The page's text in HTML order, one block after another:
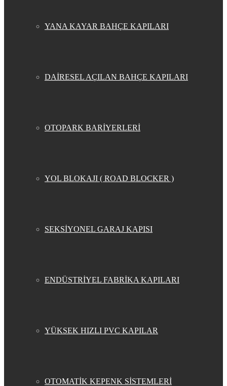
YANA KAYAR BAHÇE KAPILARI
DAİRESEL AÇILAN BAHÇE KAPILARI
OTOPARK BARİYERLERİ
YOL BLOKAJI ( ROAD BLOCKER )
SEKSİYONEL GARAJ KAPISI
ENDÜSTRİYEL FABRİKA KAPILARI
YÜKSEK HIZLI PVC KAPILAR
OTOMATİK KEPENK SİSTEMLERİ